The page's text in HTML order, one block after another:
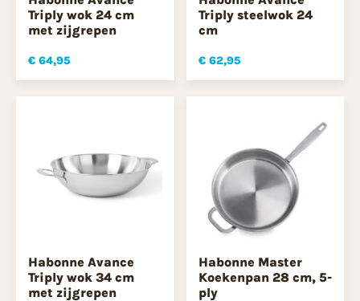
Triply wok 24 cm
met zijgrepen
€ 64,95
Triply steelwok 24
cm
€ 62,95
Habonne Avance
Triply wok 34 cm
met zijgrepen
Habonne Master
Koekenpan 28 cm, 5-
ply